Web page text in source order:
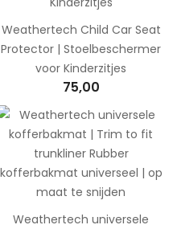
Weathertech Child Car Seat
Protector | Stoelbeschermer
voor Kinderzitjes
75,00
Weathertech universele